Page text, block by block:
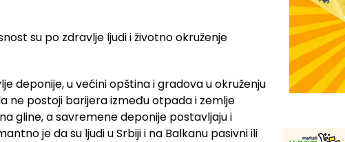
deponije, u većini opština i gradova u okruženju
ne postoji barijera između otpada i zemlje
gline, a savremene deponije postavljaju i
je da su ljudi u Srbiji i na Balkanu pasivni ili